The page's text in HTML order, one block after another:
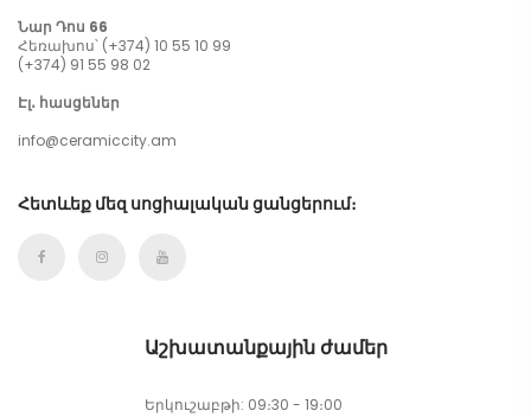
Նար Դոս 66
Հեռախոս՝ (+374) 10 55 10 99
(+374) 91 55 98 02
Էլ․ հասցեներ
info@ceramiccity.am
Հետևեք մեզ սոցիալական ցանցերում։
Աշխատանքային ժամեր
Երկուշաբթի: 09։30 - 19։00